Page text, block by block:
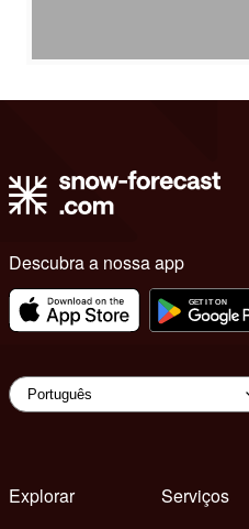
Descubra a nossa app
Explorar
Serviços